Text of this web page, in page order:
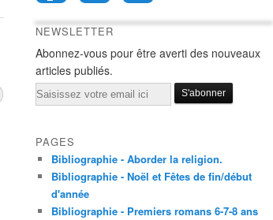
NEWSLETTER
Abonnez-vous pour être averti des nouveaux
articles publiés.
Email
PAGES
Bibliographie - Aborder la religion.
Bibliographie - Noël et Fêtes de fin/début
d'année
Bibliographie - Premiers romans 6-7-8 ans